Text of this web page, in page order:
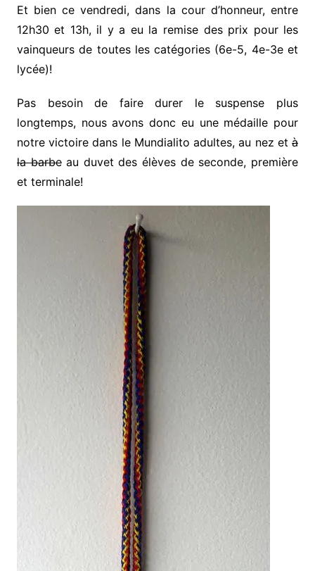
Et bien ce vendredi, dans la cour d’honneur, entre
12h30 et 13h, il y a eu la remise des prix pour les
vainqueurs de toutes les catégories (6e-5, 4e-3e et
lycée)!
Pas besoin de faire durer le suspense plus
longtemps, nous avons donc eu une médaille pour
notre victoire dans le Mundialito adultes, au nez età
la barbeau duvet des élèves de seconde, première
et terminale!